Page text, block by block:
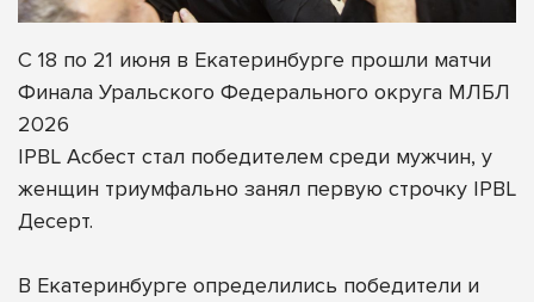
С 18 по 21 июня в Екатеринбурге прошли матчи
Финала Уральского Федерального округа МЛБЛ
2026
IPBL Асбест стал победителем среди мужчин, у
женщин триумфально занял первую строчку IPBL
Десерт.
В Екатеринбурге определились победители и